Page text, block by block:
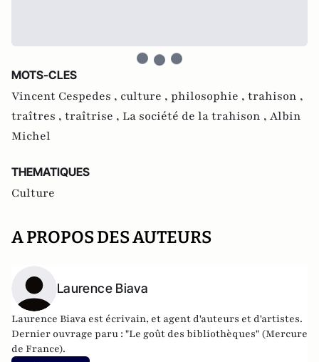
MOTS-CLES
Vincent Cespedes , culture , philosophie , trahison ,
traîtres , traîtrise , La société de la trahison , Albin
Michel
THEMATIQUES
Culture
A PROPOS DES AUTEURS
Laurence Biava
Laurence Biava est écrivain, et agent d'auteurs et d'artistes.
Dernier ouvrage paru : "Le goût des bibliothèques" (Mercure
de France).